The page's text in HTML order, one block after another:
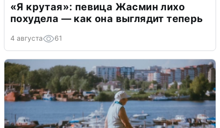
«Я крутая»: певица Жасмин лихо
похудела — как она выглядит теперь
4 августа 61